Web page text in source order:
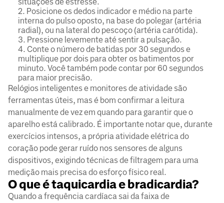
Posicione os dedos indicador e médio na parte
interna do pulso oposto, na base do polegar (artéria
radial), ou na lateral do pescoço (artéria carótida).
Pressione levemente até sentir a pulsação.
Conte o número de batidas por 30 segundos e
multiplique por dois para obter os batimentos por
minuto. Você também pode contar por 60 segundos
para maior precisão.
Relógios inteligentes e monitores de atividade são
ferramentas úteis, mas é bom confirmar a leitura
manualmente de vez em quando para garantir que o
aparelho está calibrado. É importante notar que, durante
exercícios intensos, a própria atividade elétrica do
coração pode gerar ruído nos sensores de alguns
dispositivos, exigindo técnicas de filtragem para uma
medição mais precisa do esforço físico real.
O que é taquicardia e bradicardia?
Quando a frequência cardíaca sai da faixa de